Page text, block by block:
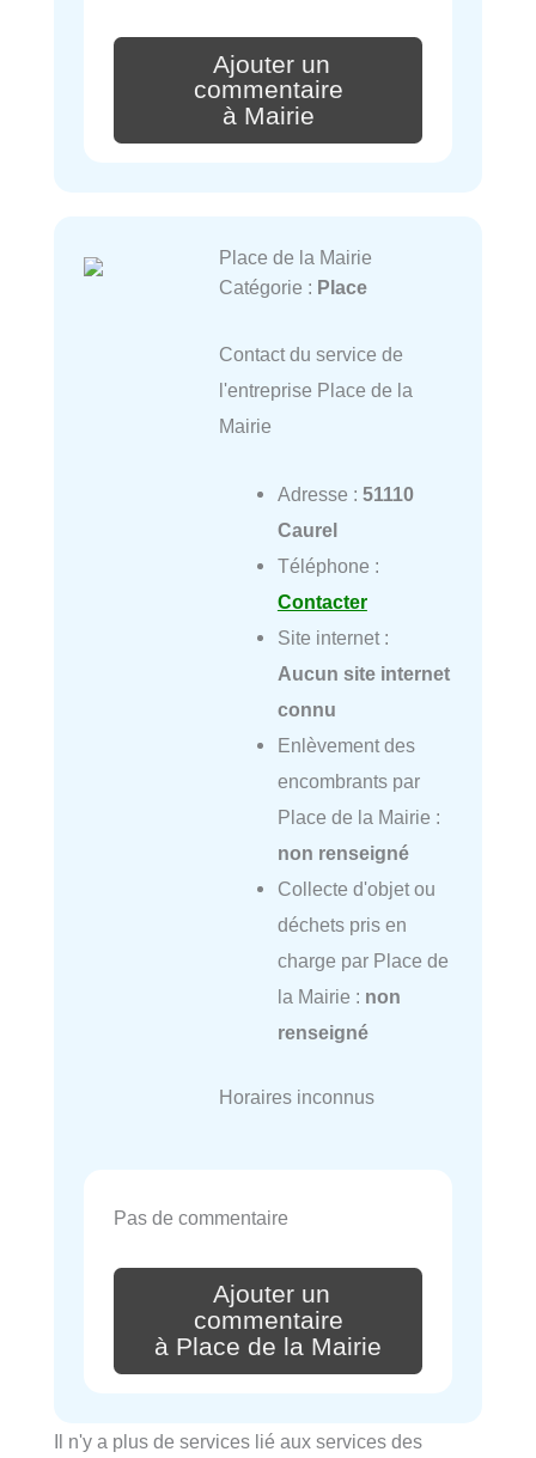
Ajouter un
commentaire
à Mairie
Place de la Mairie
Catégorie : Place
Contact du service de
l'entreprise Place de la
Mairie
Adresse : 51110
Caurel
Téléphone :
Contacter
Site internet :
Aucun site internet
connu
Enlèvement des
encombrants par
Place de la Mairie :
non renseigné
Collecte d'objet ou
déchets pris en
charge par Place de
la Mairie : non
renseigné
Horaires inconnus
Pas de commentaire
Ajouter un
commentaire
à Place de la Mairie
Il n'y a plus de services lié aux services des